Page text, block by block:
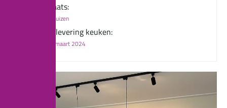
Plaats:
Enkuizen
Oplevering keuken:
23 maart 2024